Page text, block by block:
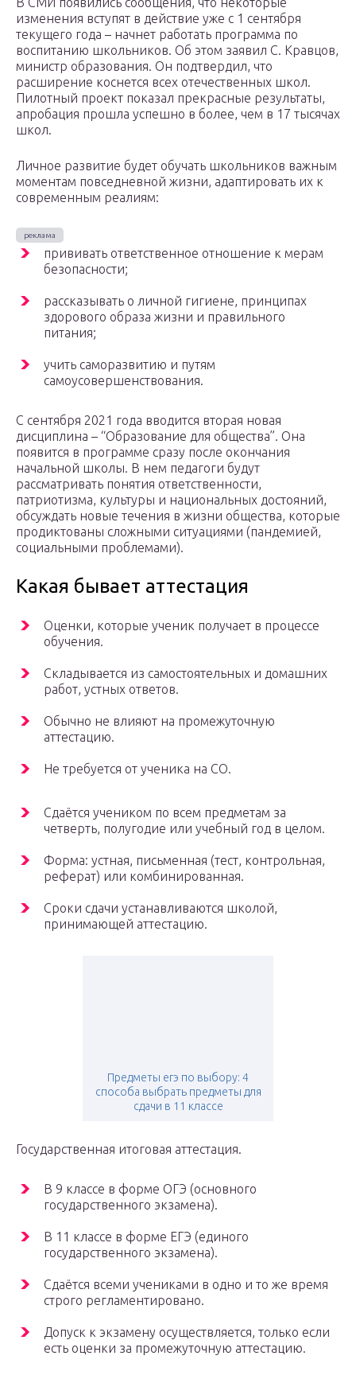
изменения вступят в действие уже с 1 сентября
текущего года – начнет работать программа по
воспитанию школьников. Об этом заявил С. Кравцов,
министр образования. Он подтвердил, что
расширение коснется всех отечественных школ.
Пилотный проект показал прекрасные результаты,
апробация прошла успешно в более, чем в 17 тысячах
школ.
Личное развитие будет обучать школьников важным
моментам повседневной жизни, адаптировать их к
современным реалиям:
прививать ответственное отношение к мерам
безопасности;
рассказывать о личной гигиене, принципах
здорового образа жизни и правильного
питания;
учить саморазвитию и путям
самоусовершенствования.
С сентября 2021 года вводится вторая новая
дисциплина – “Образование для общества”. Она
появится в программе сразу после окончания
начальной школы. В нем педагоги будут
рассматривать понятия ответственности,
патриотизма, культуры и национальных достояний,
обсуждать новые течения в жизни общества, которые
продиктованы сложными ситуациями (пандемией,
социальными проблемами).
Какая бывает аттестация
Оценки, которые ученик получает в процессе
обучения.
Складывается из самостоятельных и домашних
работ, устных ответов.
Обычно не влияют на промежуточную
аттестацию.
Не требуется от ученика на СО.
Сдаётся учеником по всем предметам за
четверть, полугодие или учебный год в целом.
Форма: устная, письменная (тест, контрольная,
реферат) или комбинированная.
Сроки сдачи устанавливаются школой,
принимающей аттестацию.
Предметы егэ по выбору: 4
способа выбрать предметы для
сдачи в 11 классе
Государственная итоговая аттестация.
В 9 классе в форме ОГЭ (основного
государственного экзамена).
В 11 классе в форме ЕГЭ (единого
государственного экзамена).
Сдаётся всеми учениками в одно и то же время
строго регламентировано.
Допуск к экзамену осуществляется, только если
есть оценки за промежуточную аттестацию.